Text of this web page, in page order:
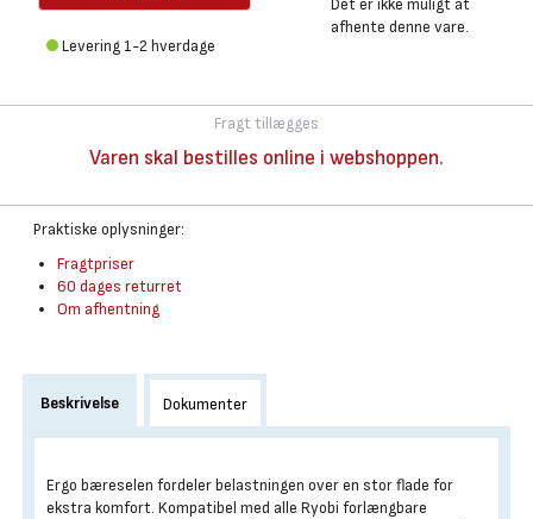
Levering 1-2 hverdage
Det er ikke muligt at
afhente denne vare.
Fragt tillægges
Varen skal bestilles online i webshoppen.
Praktiske oplysninger:
Fragtpriser
60 dages returret
Om afhentning
Beskrivelse Dokumenter
Ergo bæreselen fordeler belastningen over en stor flade for
ekstra komfort. Kompatibel med alle Ryobi forlængbare